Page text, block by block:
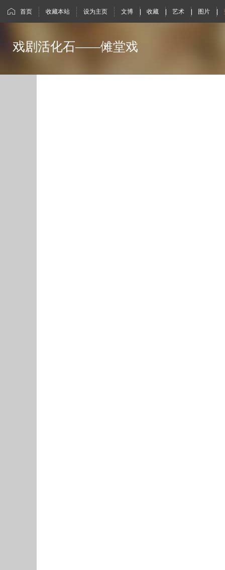
首页 收藏本站 设为主页 文博 | 收藏 | 艺术 | 图片 |
戏剧活化石——傩堂戏